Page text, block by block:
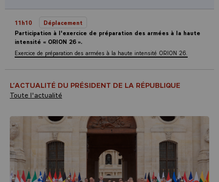
11h10
Déplacement
Participation à l'exercice de préparation des armées à la haute
intensité « ORION 26 ».
Exercice de préparation des armées à la haute intensité ORION 26.
L’ACTUALITÉ DU PRÉSIDENT DE LA RÉPUBLIQUE
Toute l'actualité